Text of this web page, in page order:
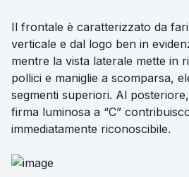
Il frontale è caratterizzato da
verticale e dal logo ben in
mentre la vista laterale mette in
pollici e maniglie a scomparsa,
segmenti superiori. Al
firma luminosa a “C”
immediatamente riconoscibile.